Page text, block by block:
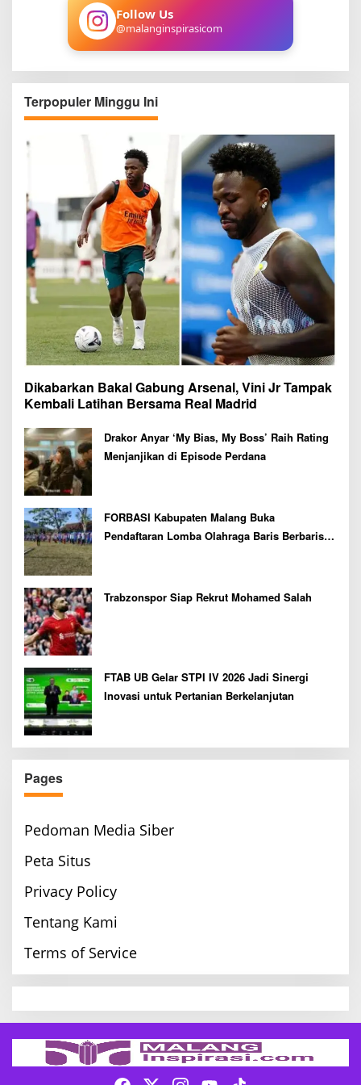
Follow Us
@malanginspirasicom
Terpopuler Minggu Ini
Dikabarkan Bakal Gabung Arsenal, Vini Jr Tampak
Kembali Latihan Bersama Real Madrid
Drakor Anyar ‘My Bias, My Boss’ Raih Rating
Menjanjikan di Episode Perdana
FORBASI Kabupaten Malang Buka
Pendaftaran Lomba Olahraga Baris Berbaris
Trabzonspor Siap Rekrut Mohamed Salah
FTAB UB Gelar STPI IV 2026 Jadi Sinergi
Inovasi untuk Pertanian Berkelanjutan
Pages
Pedoman Media Siber
Peta Situs
Privacy Policy
Tentang Kami
Terms of Service